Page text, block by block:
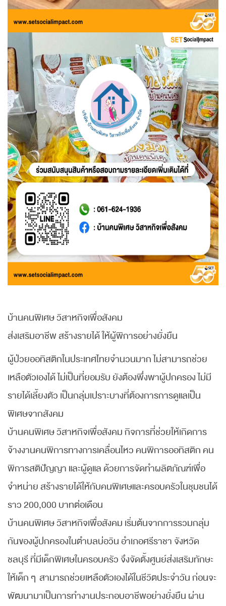
บ้านคนพิเศษ วิสาหกิจเพื่อสังคม
ส่งเสริมอาชีพ สร้างรายได้ ให้ผู้พิการอย่างยั่งยืน
ผู้ป่วยออทิสติกในประเทศไทยจำนวนมาก ไม่สามารถช่วย
เหลือตัวเองได้ ไม่เป็นที่ยอมรับ ยังต้องพึ่งพาผู้ปกครอง ไม่มี
รายได้เลี้ยงตัว เป็นกลุ่มเปราะบางที่ต้องการการดูแลเป็น
พิเศษจากสังคม
บ้านคนพิเศษ วิสาหกิจเพื่อสังคม กิจการที่ช่วยให้เกิดการ
จ้างงานคนพิการทางการเคลื่อนไหว คนพิการออทิสติก คน
พิการสติปัญญา และผู้ดูแล ด้วยการจัดทำผลิตภัณฑ์เพื่อ
จำหน่าย สร้างรายได้ให้กับคนพิเศษและครอบครัวในชุมชนได้
ราว 200,000 บาทต่อเดือน
บ้านคนพิเศษ วิสาหกิจเพื่อสังคม เริ่มต้นจากการรวมกลุ่ม
กันของผู้ปกครองในตำบลบ่อวิน อำเภอศรีราชา จังหวัด
ชลบุรี ที่มีเด็กพิเศษในครอบครัว จึงจัดตั้งศูนย์ส่งเสริมทักษะ
ให้เด็ก ๆ สามารถช่วยเหลือตัวเองได้ในชีวิตประจำวัน ก่อนจะ
พัฒนามาเป็นการทำงานประกอบอาชีพอย่างยั่งยืน ผ่าน